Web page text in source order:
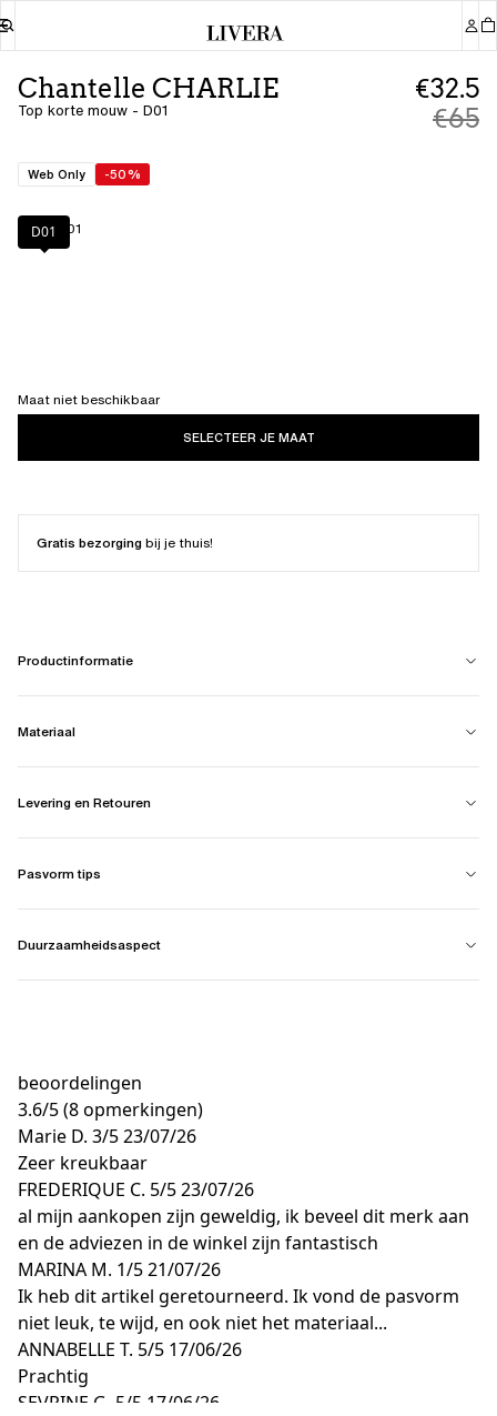
Chantelle CHARLIE
Top korte mouw - D01
€32.5
€65
Web Only -50%
Kleur: D01
D01
Maat niet beschikbaar
SELECTEER JE MAAT
Gratis bezorgingbij je thuis!
Productinformatie
Materiaal
Levering en Retouren
Pasvorm tips
Duurzaamheidsaspect
beoordelingen
3.6/5(8 opmerkingen)
Marie D. 3/523/07/26
Zeer kreukbaar
FREDERIQUE C. 5/523/07/26
al mijn aankopen zijn geweldig, ik beveel dit merk aan
en de adviezen in de winkel zijn fantastisch
MARINA M. 1/521/07/26
Ik heb dit artikel geretourneerd. Ik vond de pasvorm
niet leuk, te wijd, en ook niet het materiaal...
ANNABELLE T. 5/5 17/06/26
Prachtig
SEVRINE G. 5/5 17/06/26